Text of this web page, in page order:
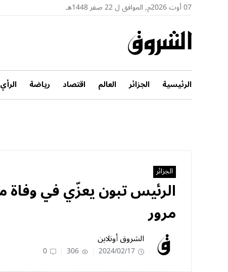
07 أوت 2026م, الموافق ل 22 صفر 1448هـ
الرئيسية الجزائر العالم اقتصاد رياضة الرأي
الجزائر
الرئيس تبون يعزّي في وفاة
مرور
الشروق أونلاين
2024/02/17
306
0